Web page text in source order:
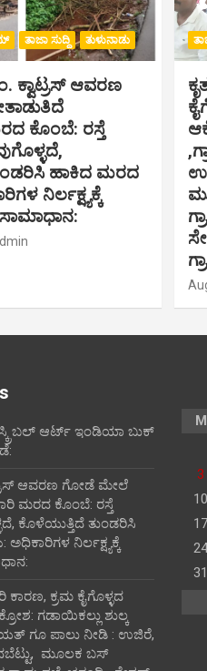
ತಾಜಾ ಸುದ್ದಿ ತುಳುನಾಡು
ಕ್ವಾಟ್ರಸ್ ಆವರಣ
ಕೊಂಬೆ: ರಸ್ತೆ
ಹಾಕಿದ ಮರದ
ನಿರ್ಲಕ್ಷ್ಯಕ್ಕೆ
ಆರ್ಟ್ ಇಂಡಿಯಾ ಬುಕ್
ಆವರಣ ಗೋಡೆ ಮೇಲೆ
ಮರದ ಕೊಂಬೆ: ರಸ್ತೆ
ಕೊಳೆಯುತ್ತಿದೆ ತುಂಡರಿಸಿ
ನಿರ್ಲಕ್ಷ್ಯಕ್ಕೆ
ಕಾರಣ, ಕ್ರಮ ಕೈಗೊಳ್ಳದ
ಗಡಾಯಿಕಲ್ಲು ಶುಲ್ಕ
ಗೂ ಪಾಲು ನೀಡಿ : ಉಜಿರೆ,
ಮೂಲಕ ಬಸ್
M
3
10
17
24
31